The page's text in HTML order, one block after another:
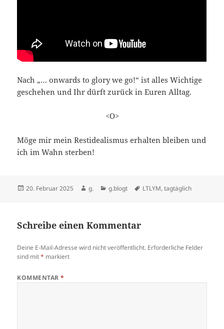
Nach „… onwards to glory we go!“ ist alles Wichtige
geschehen und Ihr dürft zurück in Euren Alltag.
<O>
Möge mir mein Restidealismus erhalten bleiben und
ich im Wahn sterben!
Veröffentlicht
20. Februar 2025 Autor
g. Kategorien
g.blogt Schlagwörter
LTLYM,tagtäglich
Schreibe einen Kommentar
Deine E-Mail-Adresse wird nicht veröffentlicht. Erforderliche Felder
sind mit* markiert
KOMMENTAR*